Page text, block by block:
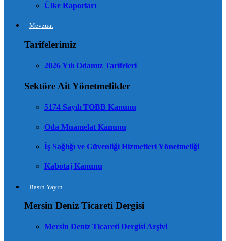
Ülke Raporları
Mevzuat
Tarifelerimiz
2026 Yılı Odamız Tarifeleri
Sektöre Ait Yönetmelikler
5174 Sayılı TOBB Kanunu
Oda Muamelat Kanunu
İş Sağlığı ve Güvenliği Hizmetleri Yönetmeliği
Kabotaj Kanunu
Basın Yayın
Mersin Deniz Ticareti Dergisi
Mersin Deniz Ticareti Dergisi Arşivi